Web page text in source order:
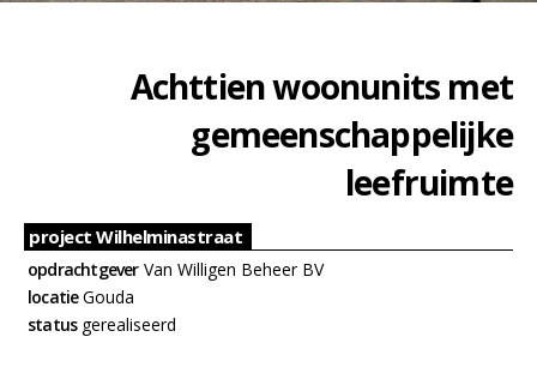
Achttien woonunits met
gemeenschappelijke
leefruimte
project Wilhelminastraat
opdrachtgeverVan Willigen Beheer BV
locatieGouda
statusgerealiseerd